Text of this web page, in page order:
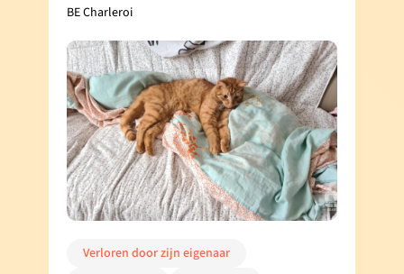
BE Charleroi
Verloren door zijn eigenaar